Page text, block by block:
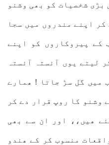
بڑی شخصیات کو بھی وشنو
اپنے مندروں میں سجا
کے پیروکاروں کو اپنے
لیتے یوں آئستہ آئستہ
میں گل سڑ جاتا ! ھمارے
وشنو کا روپ قرار دے کر
ھیں،، اور ان سے بھی
منسوب کر کے ھندو